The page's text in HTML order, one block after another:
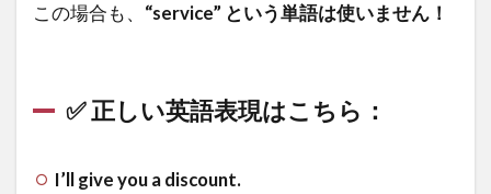
この場合も、 “service” という単語は使いません！
✅ 正しい英語表現はこちら：
I’ll give you a discount.